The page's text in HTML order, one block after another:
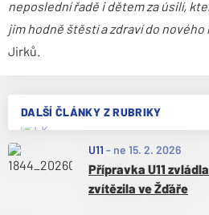
DALŠÍ ČLÁNKY Z RUBRIKY
U11 - ne 15. 2. 2026
Přípravka U11
zvítězila ve Žďáře
neposlední řadě i dětem za úsilí,
jim hodně štěstí a zdraví do nového
Jirků.